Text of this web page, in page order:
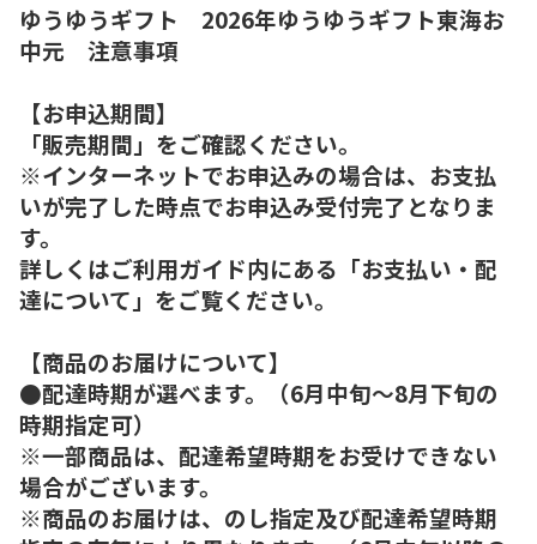
ゆうゆうギフト 2026年ゆうゆうギフト東海お
中元 注意事項
【お申込期間】
「販売期間」をご確認ください。
※インターネットでお申込みの場合は、お支払
いが完了した時点でお申込み受付完了となりま
す。
詳しくはご利用ガイド内にある「お支払い・配
達について」をご覧ください。
【商品のお届けについて】
●配達時期が選べます。（6月中旬～8月下旬の
時期指定可）
※一部商品は、配達希望時期をお受けできない
場合がございます。
※商品のお届けは、のし指定及び配達希望時期